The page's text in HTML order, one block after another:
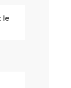
le